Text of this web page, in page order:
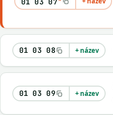
01 03 08 + název
01 03 09 + název